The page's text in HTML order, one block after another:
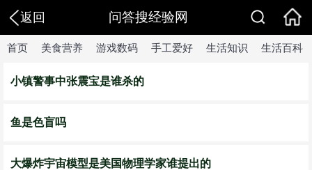
返回 问答搜经验网
首页 美食营养 游戏数码 手工爱好 生活知识 生活百科
小镇警事中张震宝是谁杀的
鱼是色盲吗
大爆炸宇宙模型是美国物理学家谁提出的